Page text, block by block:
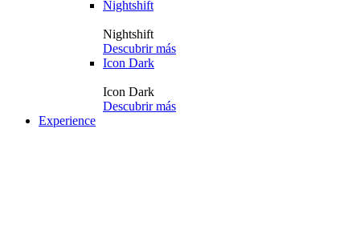
Nightshift
Nightshift
Descubrir más
Icon Dark
Icon Dark
Descubrir más
Experience